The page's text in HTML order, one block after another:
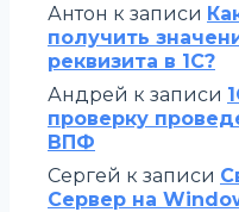
Антон к записи
получить
реквизита в 1С?
Андрей к записи
проверку
ВПФ
Сергей к записи
Сервер на